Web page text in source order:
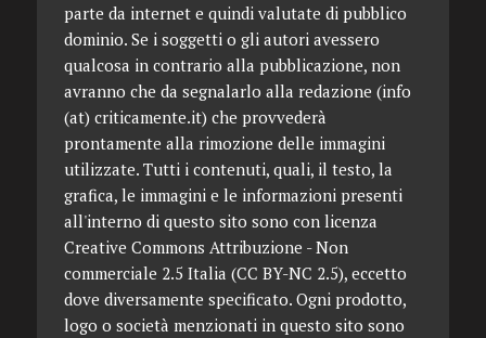
parte da internet e quindi valutate di pubblico
dominio. Se i soggetti o gli autori avessero
qualcosa in contrario alla pubblicazione, non
avranno che da segnalarlo alla redazione (info
(at) criticamente.it) che provvederà
prontamente alla rimozione delle immagini
utilizzate. Tutti i contenuti, quali, il testo, la
grafica, le immagini e le informazioni presenti
all'interno di questo sito sono con licenza
Creative Commons Attribuzione - Non
commerciale 2.5 Italia (CC BY-NC 2.5), eccetto
dove diversamente specificato. Ogni prodotto,
logo o società menzionati in questo sito sono